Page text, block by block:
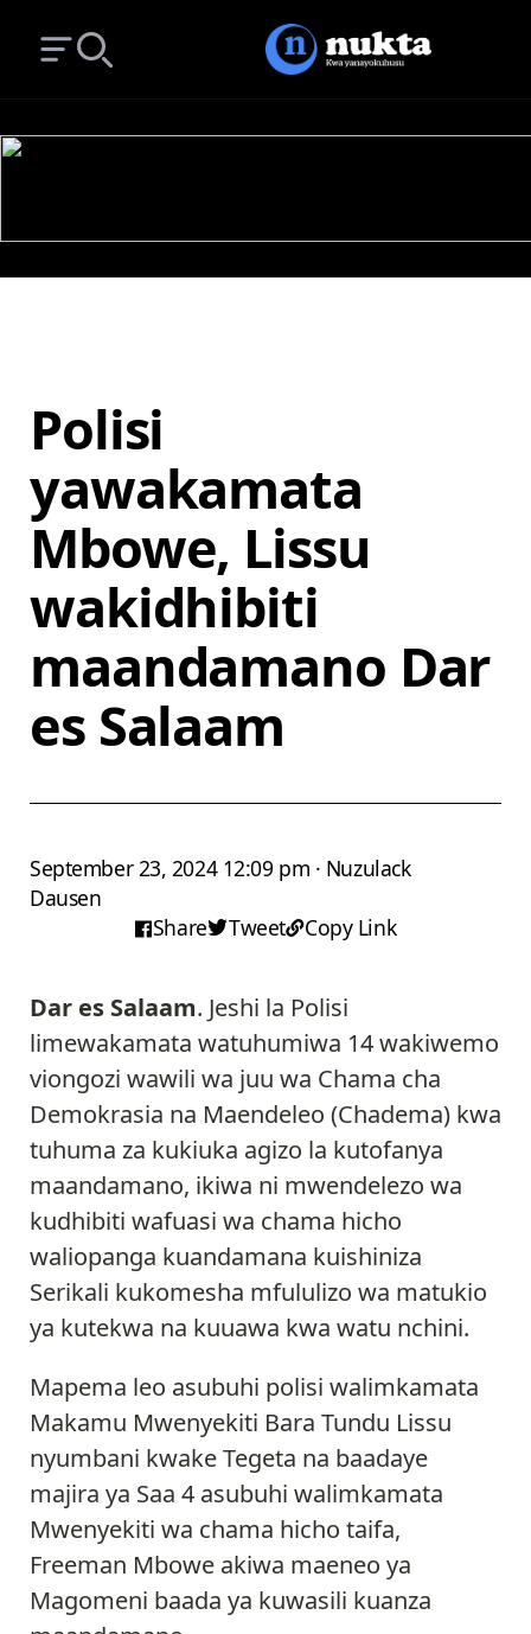
Open main menu
Polisi
yawakamata
Mbowe, Lissu
wakidhibiti
maandamano Dar
es Salaam
September 23, 2024 12:09 pm · Nuzulack
Dausen
Share
Tweet Copy Link
Dar es Salaam. Jeshi la Polisi
limewakamata watuhumiwa 14 wakiwemo
viongozi wawili wa juu wa Chama cha
Demokrasia na Maendeleo (Chadema) kwa
tuhuma za kukiuka agizo la kutofanya
maandamano, ikiwa ni mwendelezo wa
kudhibiti wafuasi wa chama hicho
waliopanga kuandamana kuishiniza
Serikali kukomesha mfululizo wa matukio
ya kutekwa na kuuawa kwa watu nchini.
Mapema leo asubuhi polisi walimkamata
Makamu Mwenyekiti Bara Tundu Lissu
nyumbani kwake Tegeta na baadaye
majira ya Saa 4 asubuhi walimkamata
Mwenyekiti wa chama hicho taifa,
Freeman Mbowe akiwa maeneo ya
Magomeni baada ya kuwasili kuanza